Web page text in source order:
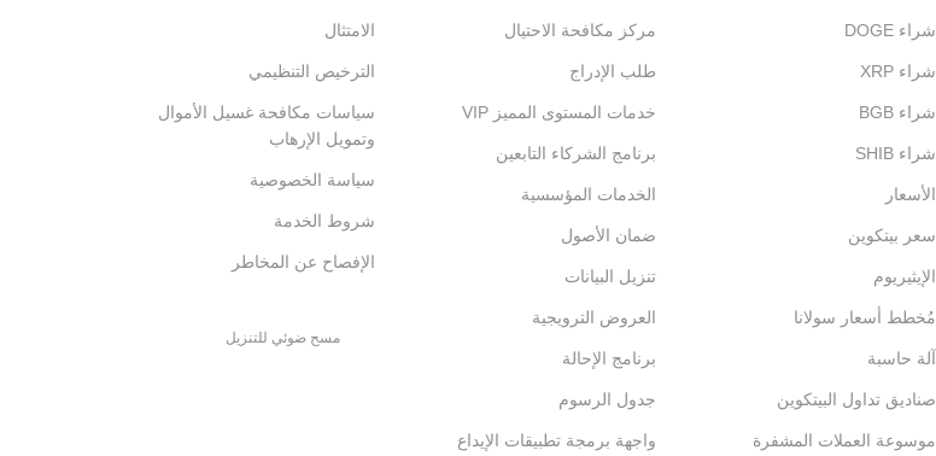
شراء DOGE
شراء XRP
شراء BGB
شراء SHIB
الأسعار
سعر بيتكوين
الإيثيريوم
مُخطط أسعار سولانا
آلة حاسبة
صناديق تداول البيتكوين
موسوعة العملات المشفرة
مركز مكافحة الاحتيال
طلب الإدراج
خدمات المستوى المميز VIP
برنامج الشركاء التابعين
الخدمات المؤسسية
ضمان الأصول
تنزيل البيانات
العروض الترويجية
برنامج الإحالة
جدول الرسوم
واجهة برمجة تطبيقات الإيداع
الامتثال
الترخيص التنظيمي
سياسات مكافحة غسيل الأموال
وتمويل الإرهاب
سياسة الخصوصية
شروط الخدمة
الإفصاح عن المخاطر
مسح ضوئي للتنزيل